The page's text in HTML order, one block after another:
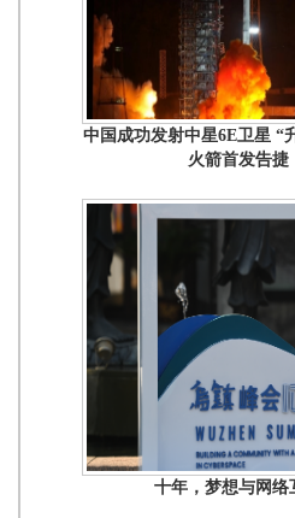
中国成功发射中星6E卫星 “
火箭首发告捷
十年，梦想与网络